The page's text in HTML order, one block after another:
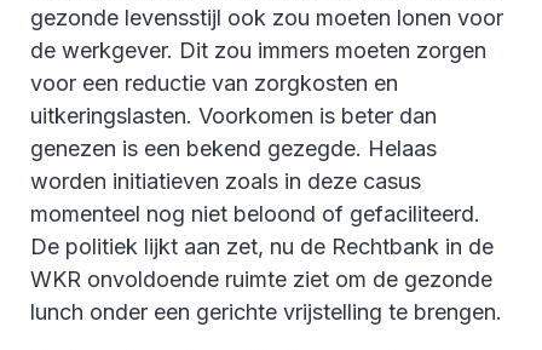
gezonde levensstijl ook zou moeten lonen voor
de werkgever. Dit zou immers moeten zorgen
voor een reductie van zorgkosten en
uitkeringslasten. Voorkomen is beter dan
genezen is een bekend gezegde. Helaas
worden initiatieven zoals in deze casus
momenteel nog niet beloond of gefaciliteerd.
De politiek lijkt aan zet, nu de Rechtbank in de
WKR onvoldoende ruimte ziet om de gezonde
lunch onder een gerichte vrijstelling te brengen.